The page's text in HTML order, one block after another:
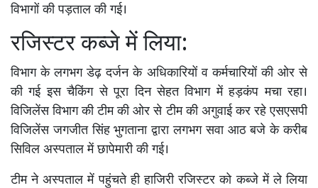
विभागों की पड़ताल की गई।
रजिस्टर कब्जे में लिया:
विभाग के लगभग डेढ़ दर्जन के अधिकारियों व कर्मचारियों की ओर से
की गई इस चैकिंग से पूरा दिन सेहत विभाग में हड़कंप मचा रहा।
विजिलेंस विभाग की टीम की ओर से टीम की अगुवाई कर रहे एसएसपी
विजिलेंस जगजीत सिंह भुगताना द्वारा लगभग सवा आठ बजे के करीब
सिविल अस्पताल में छापेमारी की गई।
टीम ने अस्पताल में पहुंचते ही हाजिरी रजिस्टर को कब्जे में ले लिया